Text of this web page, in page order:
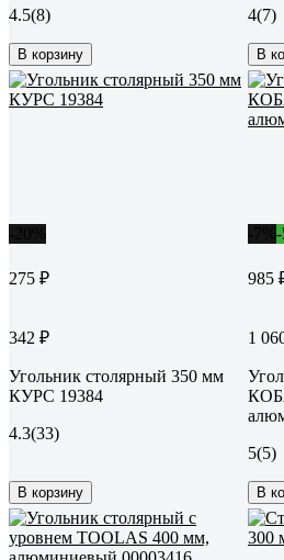
4.5(8)
В корзину
4(7)
В
275 ₽
342 ₽
Угольник столярный 350 мм
КУРС 19384
4.3(33)
В корзину
985
1
5(5)
В